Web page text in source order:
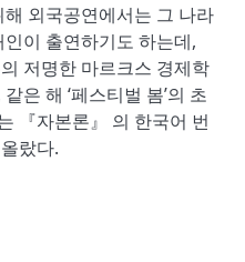
외국공연에서는 그 나라
이 출연하기도 하는데,
저명한 마르크스 경제학
은 해 ‘페스티벌 봄’의 초
『자본론』 의 한국어 번
랐다.